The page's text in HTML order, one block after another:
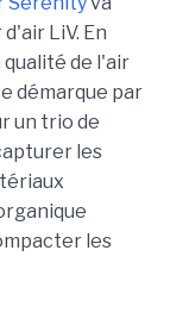
LiV. En
de l'air
démarque par
un trio de
les
les